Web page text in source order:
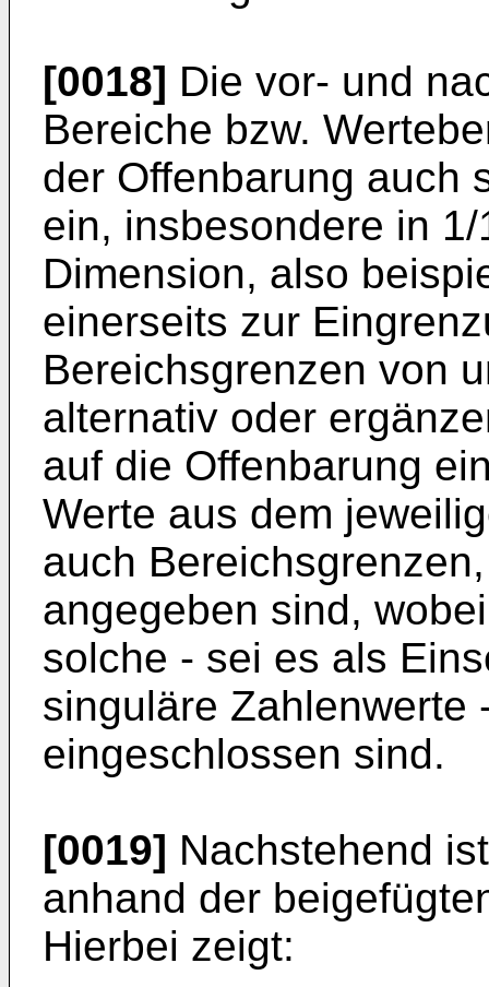
[0018] Die vor- und
Bereiche bzw.
der Offenbarung auch
ein, insbesondere in
Dimension, also
einerseits zur
Bereichsgrenzen von
alternativ oder
auf die Offenbarung
Werte aus dem
auch
angegeben sind,
solche - sei es als
singuläre Zahlenwerte
eingeschlossen sind.
[0019] Nachstehend
anhand der
Hierbei zeigt: